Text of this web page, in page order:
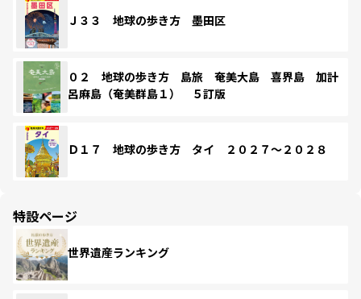
Ｊ３３ 地球の歩き方 墨田区
０２ 地球の歩き方 島旅 奄美大島 喜界島 加計
呂麻島（奄美群島１） ５訂版
Ｄ１７ 地球の歩き方 タイ ２０２７～２０２８
特設ページ
世界遺産ランキング